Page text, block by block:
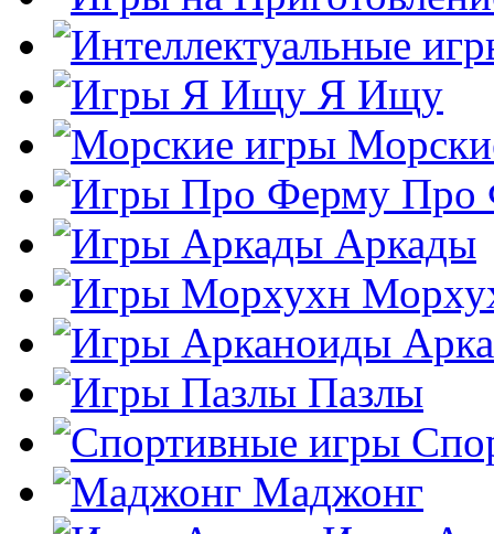
Я Ищу
Про
Аркады
Пазлы
Маджонг